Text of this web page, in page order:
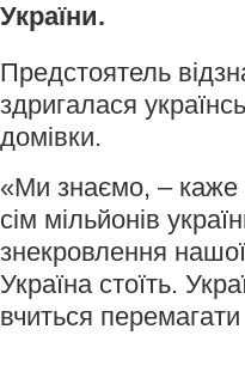
України.
Предстоятель
здригалася
домівки.
«Ми знаємо, – каже
сім мільйонів
знекровлення
Україна стоїть.
вчиться